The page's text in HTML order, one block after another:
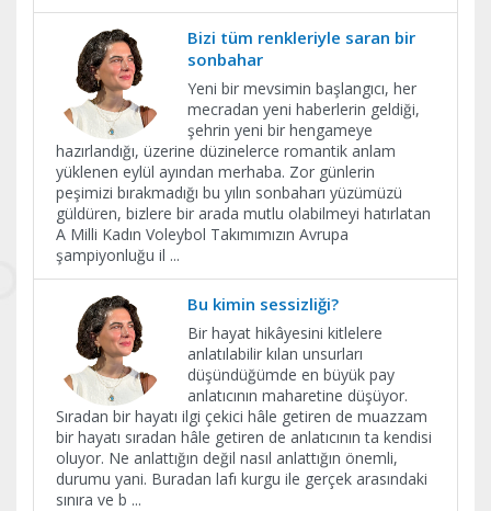
Bizi tüm renkleriyle saran bir
sonbahar
Yeni bir mevsimin başlangıcı, her
mecradan yeni haberlerin geldiği,
şehrin yeni bir hengameye
hazırlandığı, üzerine düzinelerce romantik anlam
yüklenen eylül ayından merhaba. Zor günlerin
peşimizi bırakmadığı bu yılın sonbaharı yüzümüzü
güldüren, bizlere bir arada mutlu olabilmeyi hatırlatan
A Milli Kadın Voleybol Takımımızın Avrupa
şampiyonluğu il ...
Bu kimin sessizliği?
Bir hayat hikâyesini kitlelere
anlatılabilir kılan unsurları
düşündüğümde en büyük pay
anlatıcının maharetine düşüyor.
Sıradan bir hayatı ilgi çekici hâle getiren de muazzam
bir hayatı sıradan hâle getiren de anlatıcının ta kendisi
oluyor. Ne anlattığın değil nasıl anlattığın önemli,
durumu yani. Buradan lafı kurgu ile gerçek arasındaki
sınıra ve b ...